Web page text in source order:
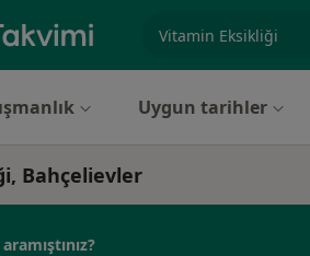
Uygun tarihler
Bahçelievler